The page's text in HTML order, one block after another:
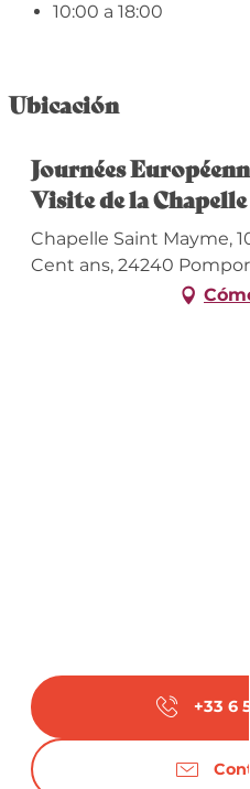
10:00 a 18:00
Ubicación
Journées
Visite de la
Chapelle Saint Mayme,
Cent ans, 24240
+33 6